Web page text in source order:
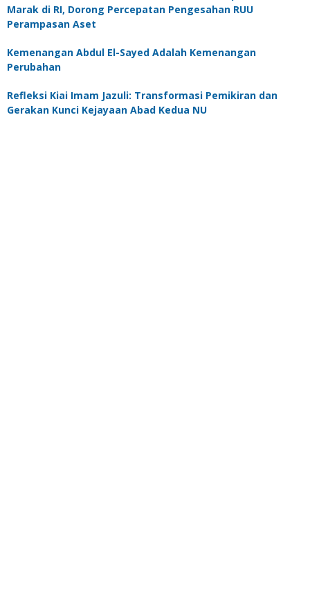
Marak di RI, Dorong Percepatan Pengesahan RUU
Perampasan Aset
Kemenangan Abdul El-Sayed Adalah Kemenangan
Perubahan
Refleksi Kiai Imam Jazuli: Transformasi Pemikiran dan
Gerakan Kunci Kejayaan Abad Kedua NU